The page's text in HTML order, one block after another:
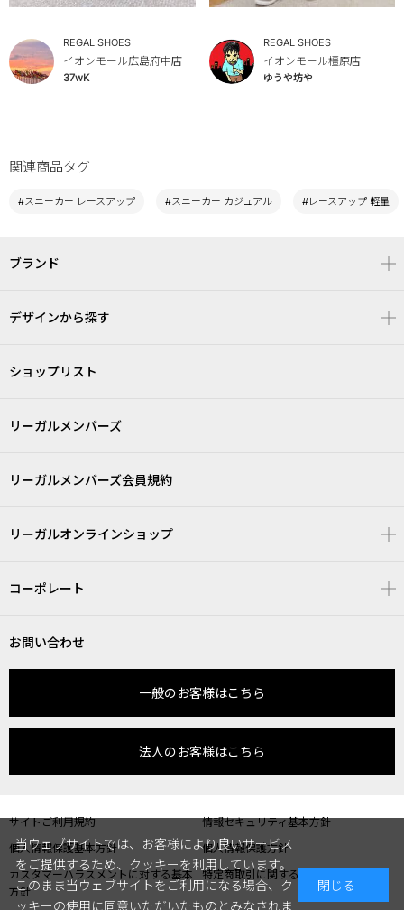
REGAL SHOES
イオンモール広島府中店
37wK
REGAL SHOES
イオンモール橿原店
ゆうや坊や
関連商品タグ
#スニーカー レースアップ #スニーカー カジュアル #レースアップ 軽量
ブランド
デザインから探す
ショップリスト
リーガルメンバーズ
リーガルメンバーズ会員規約
リーガルオンラインショップ
コーポレート
お問い合わせ
一般のお客様はこちら
法人のお客様はこちら
サイトご利用規約
情報セキュリティ基本方針
個人情報保護基本方針
個人情報保護方針
カスタマーハラスメントに対する基本
方針
特定商取引に関する表記
当ウェブサイトでは、お客様により良いサービス
をご提供するため、クッキーを利用しています。
このまま当ウェブサイトをご利用になる場合、ク
ッキーの使用に同意いただいたものとみなされま
閉じる